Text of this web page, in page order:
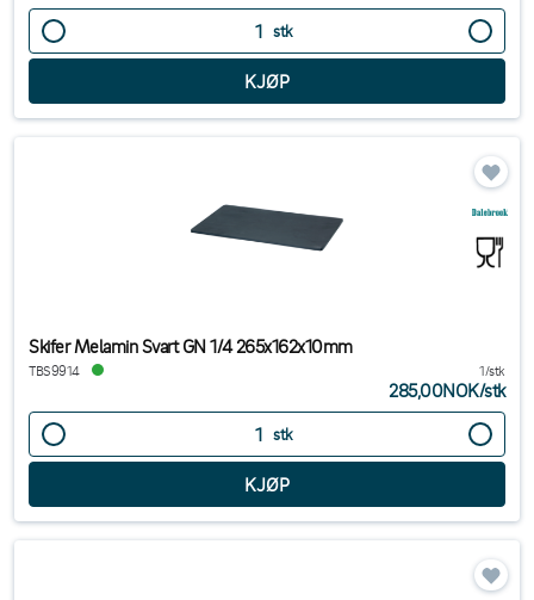
stk
Skifer Melamin Svart GN 1/4 265x162x10mm
TBS9914 1/stk
285,00NOK/stk
stk